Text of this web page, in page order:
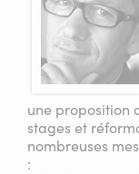
une proposition
stages et
nombreuses
: